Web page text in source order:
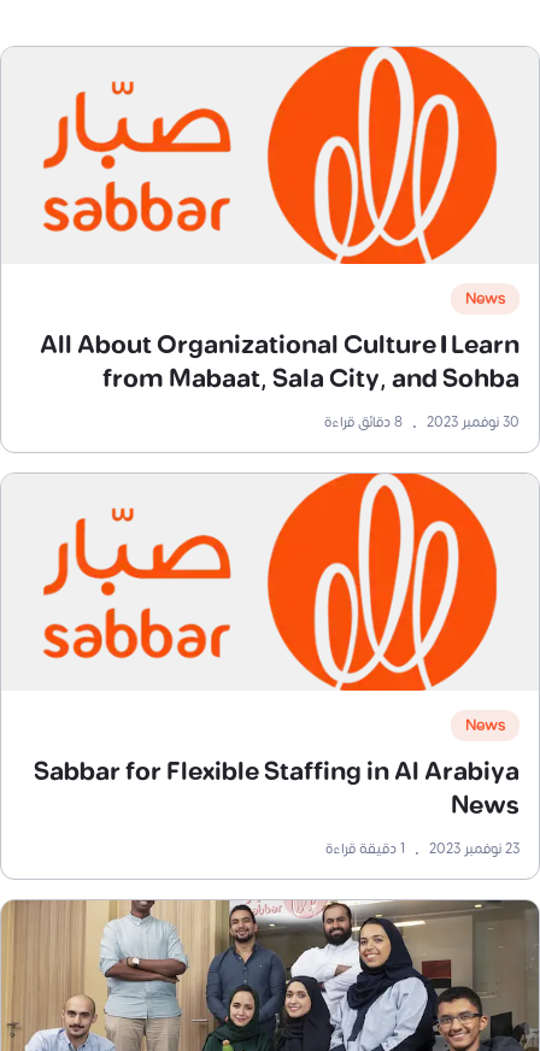
News
All About Organizational Culture | Learn
from Mabaat, Sala City, and Sohba
Coffee
30 نوفمبر 2023 •
8دقائق قراءة
News
Sabbar for Flexible Staffing in Al Arabiya
News
23 نوفمبر 2023 •
1دقيقة قراءة